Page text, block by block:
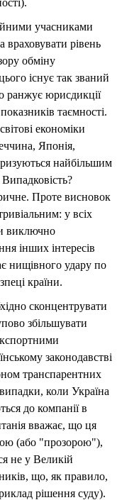
учасниками
рівень
обміну
існує так званий
ранжує юрисдикції
таємності.
економіки
Японія,
найбільшим
Проте висновок
у всіх
виключно
інших інтересів
нищівного удару по
країни.
сконцентрувати
збільшувати
законодавстві
транспарентних
коли Україна
до компанії в
вважає, що ця
(або "прозорою"),
не у Великій
що, як правило,
рішення суду).